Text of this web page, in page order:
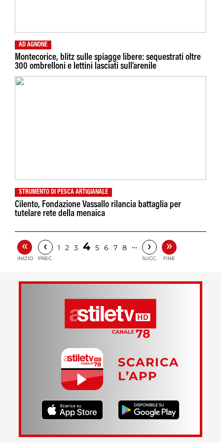
AD AGNONE
Montecorice, blitz sulle spiagge libere: sequestrati oltre
300 ombrelloni e lettini lasciati sull’arenile
STRUMENTO DI PESCA ARTIGIANALE
Cilento, Fondazione Vassallo rilancia battaglia per
tutelare rete della menaica
«
INIZIO
‹
PREC.
1 2 3 4 5 6 7 8 … ›
SUCC.
»
FINE
SCARICA
L’APP